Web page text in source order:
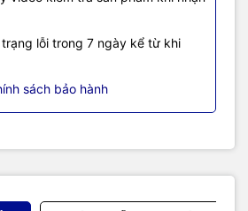
lỗi trong 7 ngày kể từ khi
sách bảo hành